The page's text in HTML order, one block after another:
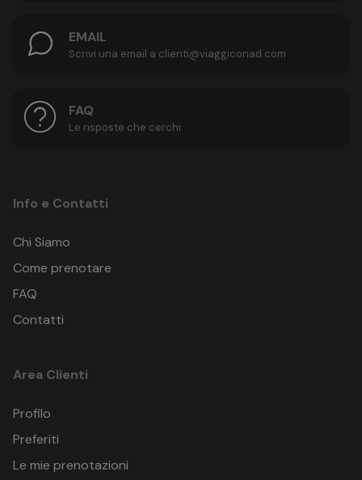
EMAIL
Scrivi una email a clienti@viaggiconad.com
FAQ
Le risposte che cerchi
Info e Contatti
Chi Siamo
Come prenotare
FAQ
Contatti
Area Clienti
Profilo
Preferiti
Le mie prenotazioni